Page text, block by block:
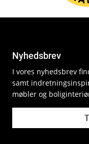
Nyhedsbrev
I vores nyhedsbrev
samt
møbler og